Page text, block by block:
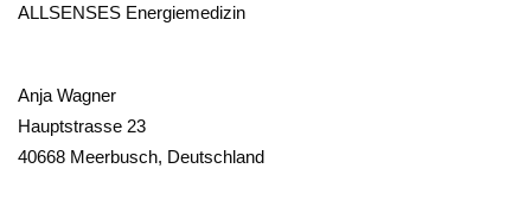
ALLSENSES Energiemedizin
Anja Wagner
Hauptstrasse 23
40668 Meerbusch, Deutschland